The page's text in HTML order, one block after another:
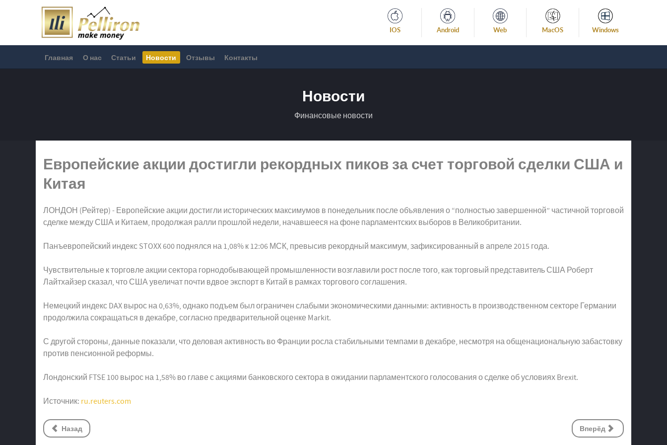
IOS Android Web MacOS Windows
Главная О нас Статьи Новости Отзывы Контакты
Новости
Финансовые новости
Европейские акции достигли рекордных пиков за счет торговой сделки США и
Китая
ЛОНДОН (Рейтер) - Европейские акции достигли исторических максимумов в понедельник после объявления о “полностью завершенной” частичной торговой
сделке между США и Китаем, продолжая ралли прошлой недели, начавшееся на фоне парламентских выборов в Великобритании.
Панъевропейский индекс STOXX 600 поднялся на 1,08% к 12:06 МСК, превысив рекордный максимум, зафиксированный в апреле 2015 года.
Чувствительные к торговле акции сектора горнодобывающей промышленности возглавили рост после того, как торговый представитель США Роберт
Лайтхайзер сказал, что США увеличат почти вдвое экспорт в Китай в рамках торгового соглашения.
Немецкий индекс DAX вырос на 0,63%, однако подъем был ограничен слабыми экономическими данными: активность в производственном секторе Германии
продолжила сокращаться в декабре, согласно предварительной оценке Markit.
С другой стороны, данные показали, что деловая активность во Франции росла стабильными темпами в декабре, несмотря на общенациональную забастовку
против пенсионной реформы.
Лондонский FTSE 100 вырос на 1,58% во главе с акциями банковского сектора в ожидании парламентского голосования о сделке об условиях Brexit.
Источник: ru.reuters.com
Назад Вперёд